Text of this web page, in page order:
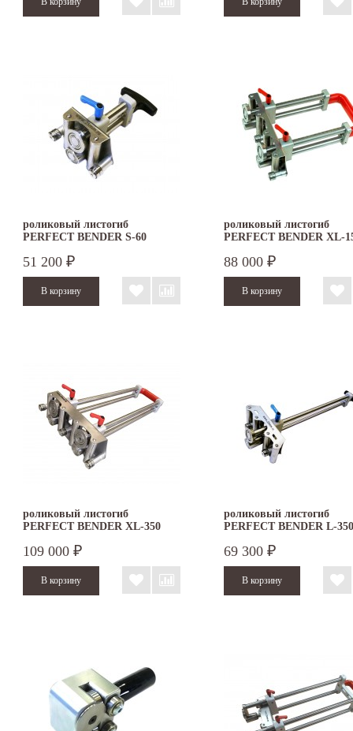
роликовый листогиб
PERFECT BENDER S-60
51 200 ₽
роликовый листогиб
PERFECT BENDER XL-
88 000 ₽
роликовый листогиб
PERFECT BENDER XL-350
109 000 ₽
роликовый листогиб
PERFECT BENDER L-350
69 300 ₽